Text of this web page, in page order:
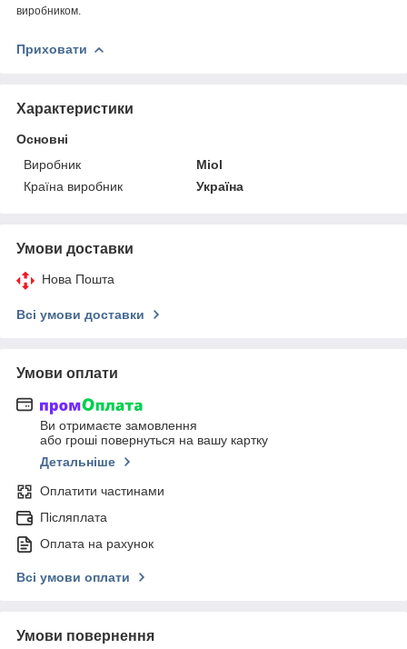
виробником.
Приховати
Характеристики
Основні
Виробник
Miol
Країна виробник
Україна
Умови доставки
Нова Пошта
Всі умови доставки
Умови оплати
Ви отримаєте замовлення
або гроші повернуться на вашу картку
Детальніше
Оплатити частинами
Післяплата
Оплата на рахунок
Всі умови оплати
Умови повернення